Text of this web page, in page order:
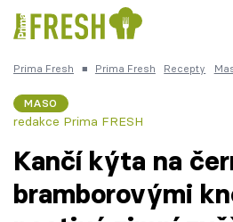
Česká kuchyně Čokoláda
Prima Fresh ■ Prima Fresh Recepty
MASO
redakce Prima FRESH
Kančí kýta na
bramborovými